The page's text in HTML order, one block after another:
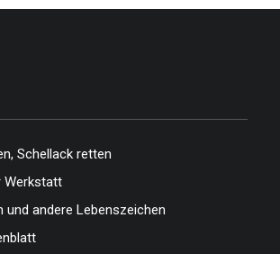
Schellack retten
Werkstatt
und andere Lebenszeichen